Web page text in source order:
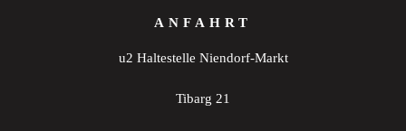
ANFAHRT
u2 Haltestelle Niendorf-Markt
Tibarg 21